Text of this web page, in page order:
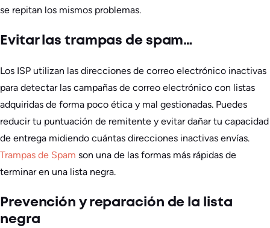
se repitan los mismos problemas.
Evitar las trampas de spam…
Los ISP utilizan las direcciones de correo electrónico inactivas
para detectar las campañas de correo electrónico con listas
adquiridas de forma poco ética y mal gestionadas. Puedes
reducir tu puntuación de remitente y evitar dañar tu capacidad
de entrega midiendo cuántas direcciones inactivas envías.
Trampas de Spam son una de las formas más rápidas de
terminar en una lista negra.
Prevención y reparación de la lista
negra